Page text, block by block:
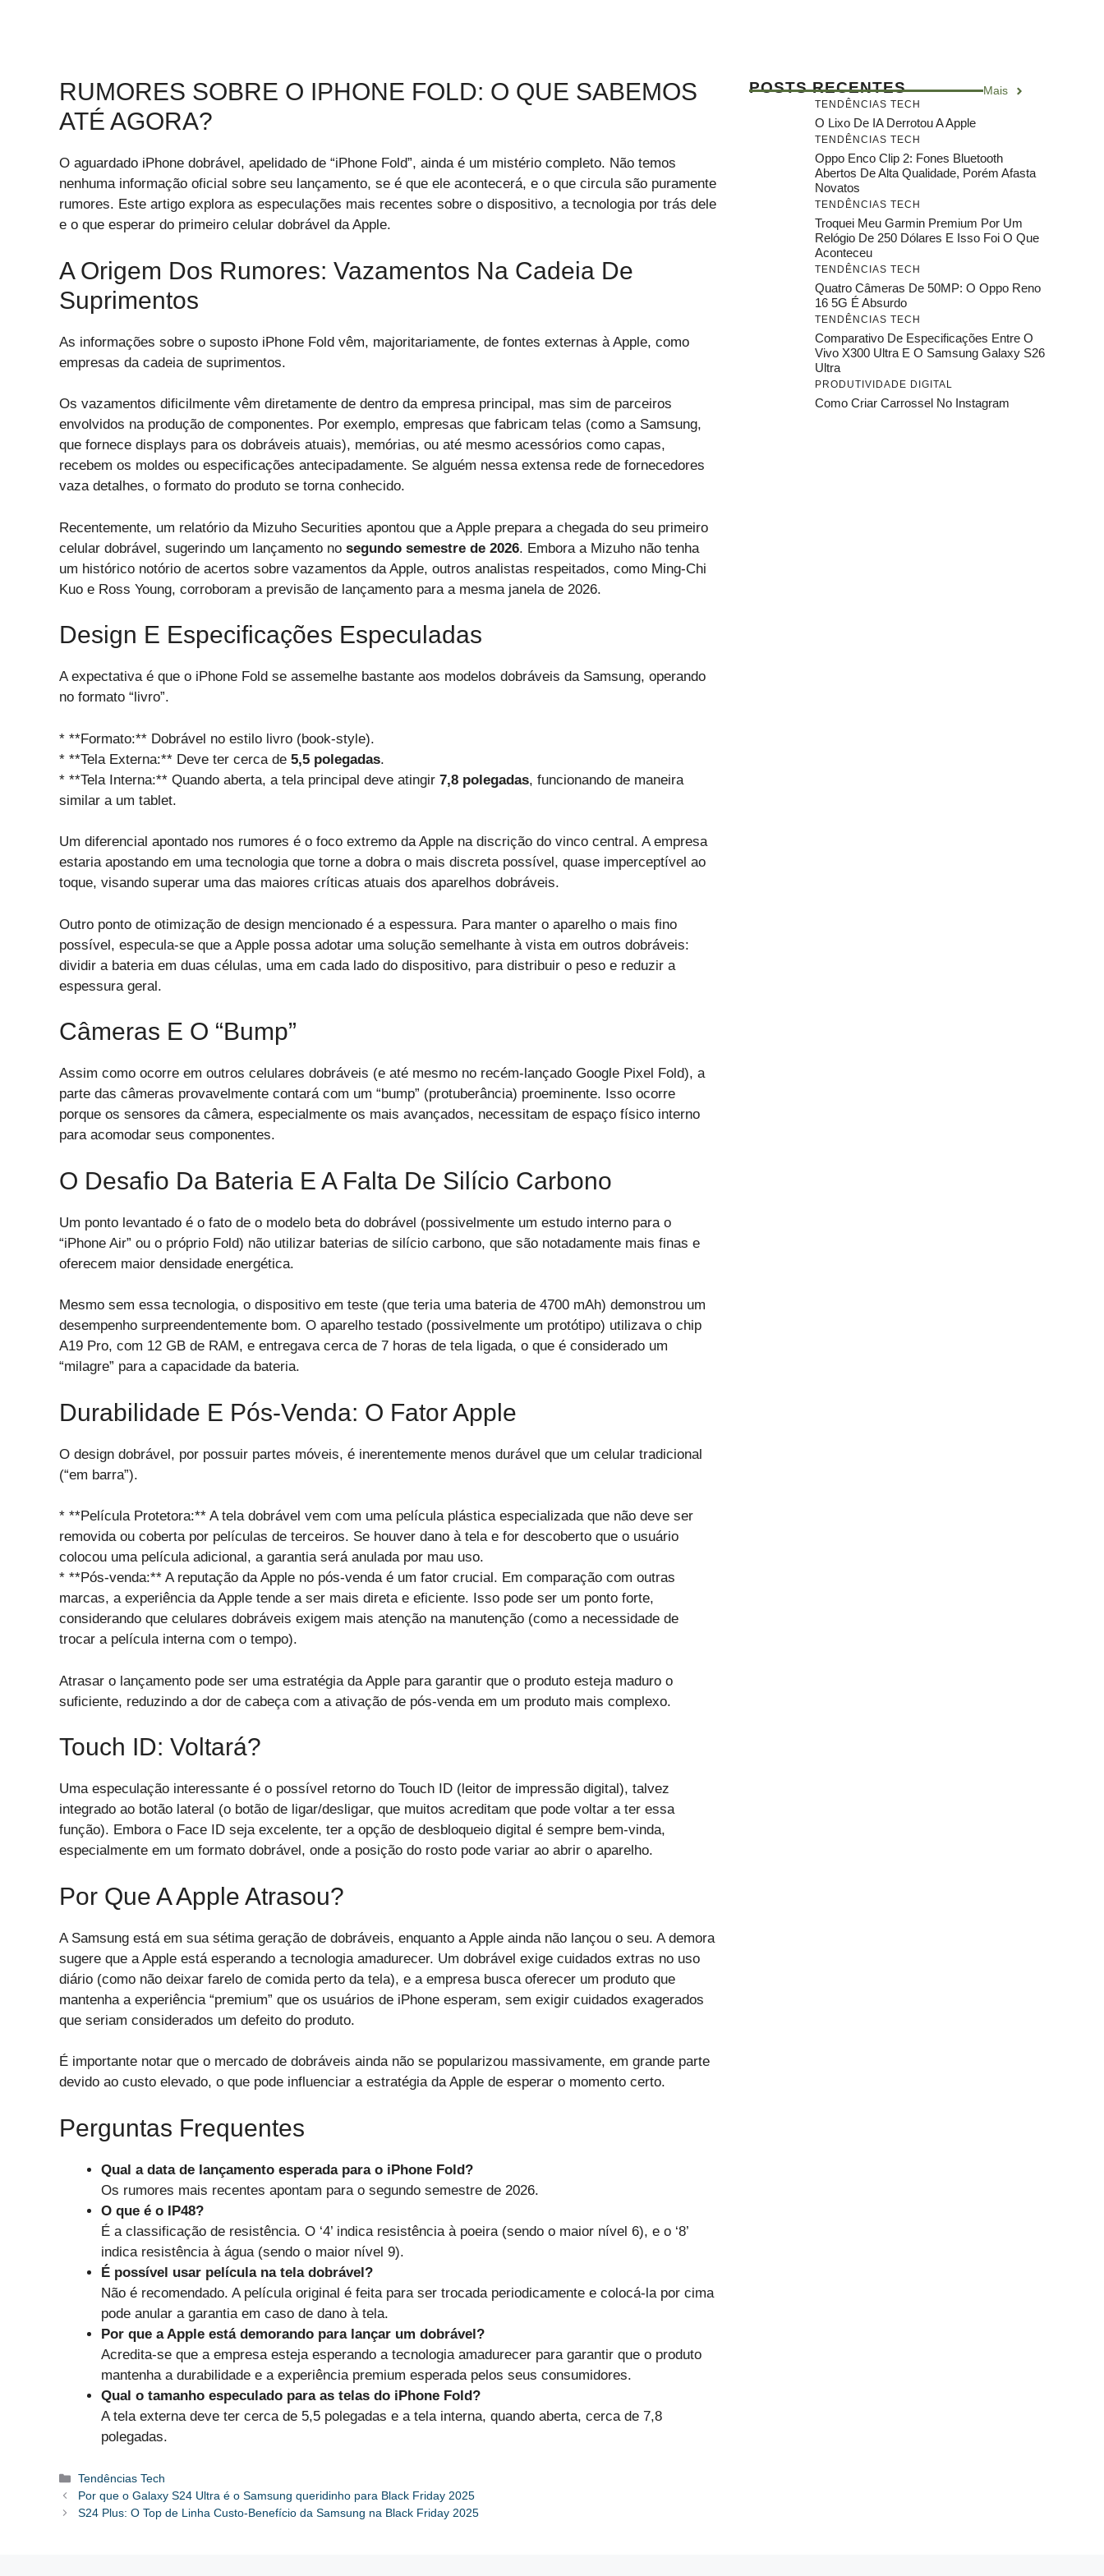
RUMORES SOBRE O IPHONE FOLD: O QUE SABEMOS
ATÉ AGORA?
O aguardado iPhone dobrável, apelidado de “iPhone Fold”, ainda é um mistério completo. Não temos
nenhuma informação oficial sobre seu lançamento, se é que ele acontecerá, e o que circula são puramente
rumores. Este artigo explora as especulações mais recentes sobre o dispositivo, a tecnologia por trás dele
e o que esperar do primeiro celular dobrável da Apple.
A Origem Dos Rumores: Vazamentos Na Cadeia De
Suprimentos
As informações sobre o suposto iPhone Fold vêm, majoritariamente, de fontes externas à Apple, como
empresas da cadeia de suprimentos.
Os vazamentos dificilmente vêm diretamente de dentro da empresa principal, mas sim de parceiros
envolvidos na produção de componentes. Por exemplo, empresas que fabricam telas (como a Samsung,
que fornece displays para os dobráveis atuais), memórias, ou até mesmo acessórios como capas,
recebem os moldes ou especificações antecipadamente. Se alguém nessa extensa rede de fornecedores
vaza detalhes, o formato do produto se torna conhecido.
Recentemente, um relatório da Mizuho Securities apontou que a Apple prepara a chegada do seu primeiro
celular dobrável, sugerindo um lançamento no segundo semestre de 2026. Embora a Mizuho não tenha
um histórico notório de acertos sobre vazamentos da Apple, outros analistas respeitados, como Ming-Chi
Kuo e Ross Young, corroboram a previsão de lançamento para a mesma janela de 2026.
Design E Especificações Especuladas
A expectativa é que o iPhone Fold se assemelhe bastante aos modelos dobráveis da Samsung, operando
no formato “livro”.
* **Formato:** Dobrável no estilo livro (book-style).
* **Tela Externa:** Deve ter cerca de 5,5 polegadas.
* **Tela Interna:** Quando aberta, a tela principal deve atingir 7,8 polegadas, funcionando de maneira
similar a um tablet.
Um diferencial apontado nos rumores é o foco extremo da Apple na discrição do vinco central. A empresa
estaria apostando em uma tecnologia que torne a dobra o mais discreta possível, quase imperceptível ao
toque, visando superar uma das maiores críticas atuais dos aparelhos dobráveis.
Outro ponto de otimização de design mencionado é a espessura. Para manter o aparelho o mais fino
possível, especula-se que a Apple possa adotar uma solução semelhante à vista em outros dobráveis:
dividir a bateria em duas células, uma em cada lado do dispositivo, para distribuir o peso e reduzir a
espessura geral.
Câmeras E O “Bump”
Assim como ocorre em outros celulares dobráveis (e até mesmo no recém-lançado Google Pixel Fold), a
parte das câmeras provavelmente contará com um “bump” (protuberância) proeminente. Isso ocorre
porque os sensores da câmera, especialmente os mais avançados, necessitam de espaço físico interno
para acomodar seus componentes.
O Desafio Da Bateria E A Falta De Silício Carbono
Um ponto levantado é o fato de o modelo beta do dobrável (possivelmente um estudo interno para o
“iPhone Air” ou o próprio Fold) não utilizar baterias de silício carbono, que são notadamente mais finas e
oferecem maior densidade energética.
Mesmo sem essa tecnologia, o dispositivo em teste (que teria uma bateria de 4700 mAh) demonstrou um
desempenho surpreendentemente bom. O aparelho testado (possivelmente um protótipo) utilizava o chip
A19 Pro, com 12 GB de RAM, e entregava cerca de 7 horas de tela ligada, o que é considerado um
“milagre” para a capacidade da bateria.
Durabilidade E Pós-Venda: O Fator Apple
O design dobrável, por possuir partes móveis, é inerentemente menos durável que um celular tradicional
(“em barra”).
* **Película Protetora:** A tela dobrável vem com uma película plástica especializada que não deve ser
removida ou coberta por películas de terceiros. Se houver dano à tela e for descoberto que o usuário
colocou uma película adicional, a garantia será anulada por mau uso.
* **Pós-venda:** A reputação da Apple no pós-venda é um fator crucial. Em comparação com outras
marcas, a experiência da Apple tende a ser mais direta e eficiente. Isso pode ser um ponto forte,
considerando que celulares dobráveis exigem mais atenção na manutenção (como a necessidade de
trocar a película interna com o tempo).
Atrasar o lançamento pode ser uma estratégia da Apple para garantir que o produto esteja maduro o
suficiente, reduzindo a dor de cabeça com a ativação de pós-venda em um produto mais complexo.
Touch ID: Voltará?
Uma especulação interessante é o possível retorno do Touch ID (leitor de impressão digital), talvez
integrado ao botão lateral (o botão de ligar/desligar, que muitos acreditam que pode voltar a ter essa
função). Embora o Face ID seja excelente, ter a opção de desbloqueio digital é sempre bem-vinda,
especialmente em um formato dobrável, onde a posição do rosto pode variar ao abrir o aparelho.
Por Que A Apple Atrasou?
A Samsung está em sua sétima geração de dobráveis, enquanto a Apple ainda não lançou o seu. A demora
sugere que a Apple está esperando a tecnologia amadurecer. Um dobrável exige cuidados extras no uso
diário (como não deixar farelo de comida perto da tela), e a empresa busca oferecer um produto que
mantenha a experiência “premium” que os usuários de iPhone esperam, sem exigir cuidados exagerados
que seriam considerados um defeito do produto.
É importante notar que o mercado de dobráveis ainda não se popularizou massivamente, em grande parte
devido ao custo elevado, o que pode influenciar a estratégia da Apple de esperar o momento certo.
Perguntas Frequentes
Qual a data de lançamento esperada para o iPhone Fold?
Os rumores mais recentes apontam para o segundo semestre de 2026.
O que é o IP48?
É a classificação de resistência. O ‘4’ indica resistência à poeira (sendo o maior nível 6), e o ‘8’
indica resistência à água (sendo o maior nível 9).
É possível usar película na tela dobrável?
Não é recomendado. A película original é feita para ser trocada periodicamente e colocá-la por cima
pode anular a garantia em caso de dano à tela.
Por que a Apple está demorando para lançar um dobrável?
Acredita-se que a empresa esteja esperando a tecnologia amadurecer para garantir que o produto
mantenha a durabilidade e a experiência premium esperada pelos seus consumidores.
Qual o tamanho especulado para as telas do iPhone Fold?
A tela externa deve ter cerca de 5,5 polegadas e a tela interna, quando aberta, cerca de 7,8
polegadas.
Categorias
Tendências Tech
Por que o Galaxy S24 Ultra é o Samsung queridinho para Black Friday 2025
S24 Plus: O Top de Linha Custo-Benefício da Samsung na Black Friday 2025
POSTS RECENTES Mais
TENDÊNCIAS TECH
O Lixo De IA Derrotou A Apple
TENDÊNCIAS TECH
Oppo Enco Clip 2: Fones Bluetooth
Abertos De Alta Qualidade, Porém Afasta
Novatos
TENDÊNCIAS TECH
Troquei Meu Garmin Premium Por Um
Relógio De 250 Dólares E Isso Foi O Que
Aconteceu
TENDÊNCIAS TECH
Quatro Câmeras De 50MP: O Oppo Reno
16 5G É Absurdo
TENDÊNCIAS TECH
Comparativo De Especificações Entre O
Vivo X300 Ultra E O Samsung Galaxy S26
Ultra
PRODUTIVIDADE DIGITAL
Como Criar Carrossel No Instagram